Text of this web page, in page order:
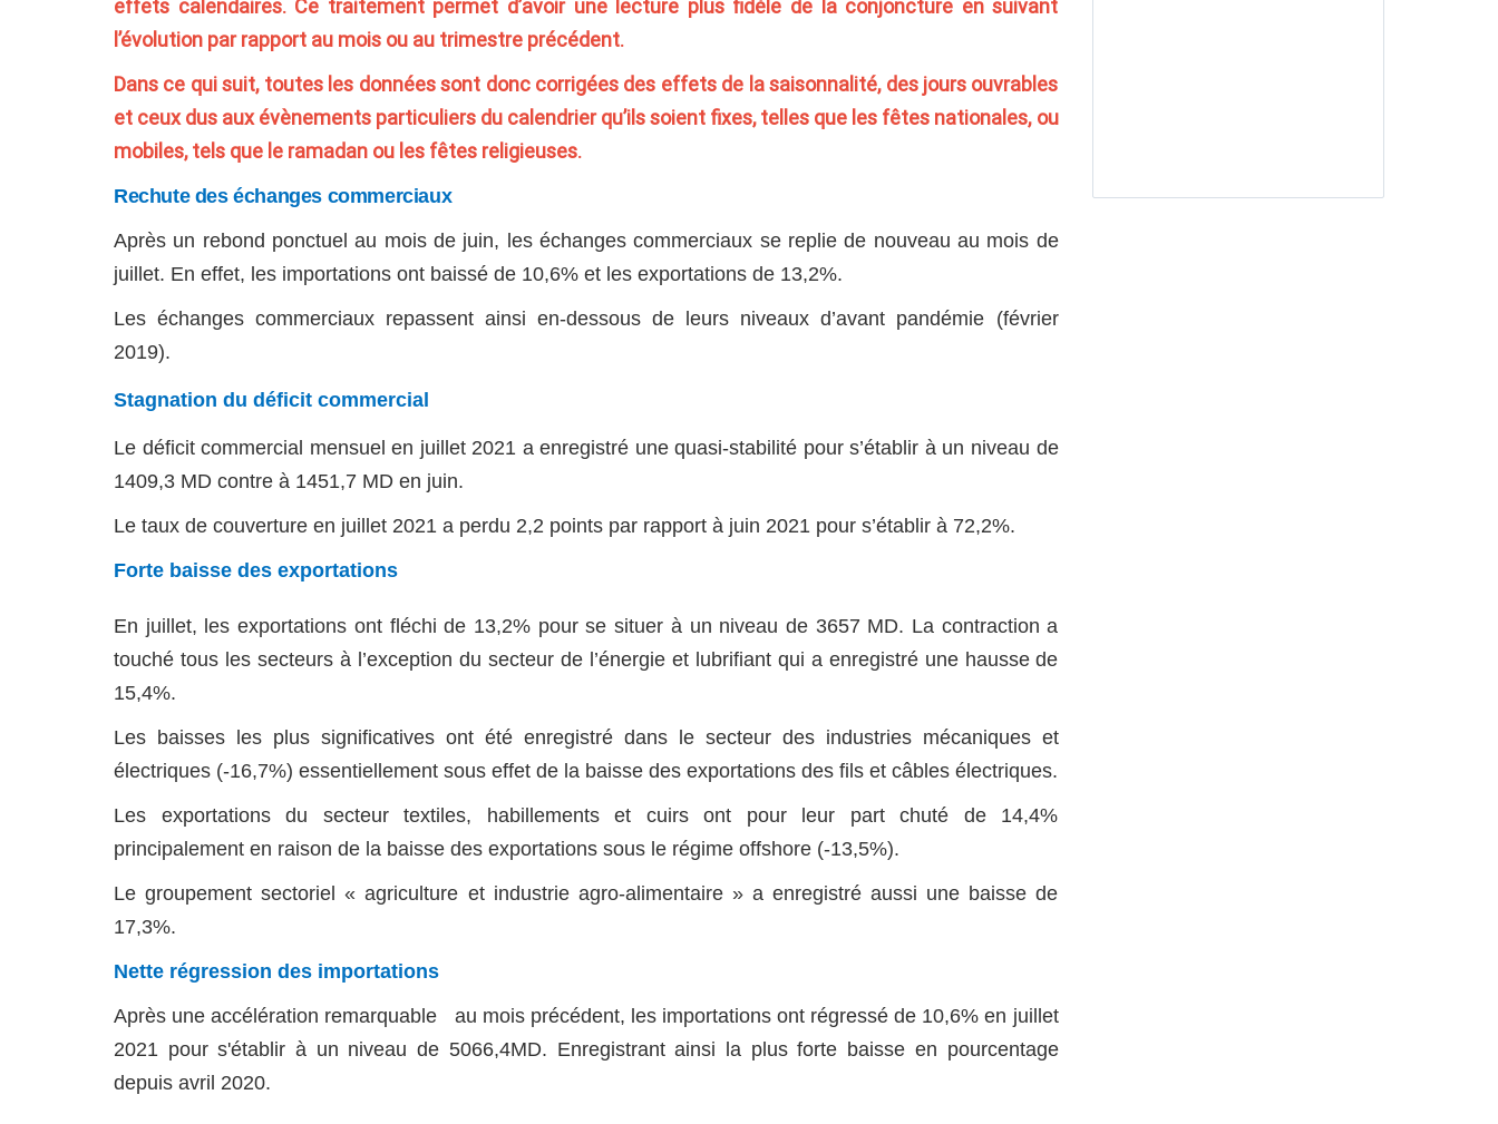
effets calendaires. Ce traitement permet d’avoir une lecture plus fidèle de la conjoncture en suivant
l’évolution par rapport au mois ou au trimestre précédent.
Dans ce qui suit, toutes les données sont donc corrigées des effets de la saisonnalité, des jours ouvrables
et ceux dus aux évènements particuliers du calendrier qu’ils soient fixes, telles que les fêtes nationales, ou
mobiles, tels que le ramadan ou les fêtes religieuses.
Rechute des échanges commerciaux
Après un rebond ponctuel au mois de juin, les échanges commerciaux se replie de nouveau au mois de
juillet. En effet, les importations ont baissé de 10,6% et les exportations de 13,2%.
Les échanges commerciaux repassent ainsi en-dessous de leurs niveaux d’avant pandémie (février
2019).
Stagnation du déficit commercial
Le déficit commercial mensuel en juillet 2021 a enregistré une quasi-stabilité pour s’établir à un niveau de
1409,3 MD contre à 1451,7 MD en juin.
Le taux de couverture en juillet 2021 a perdu 2,2 points par rapport à juin 2021 pour s’établir à 72,2%.
Forte baisse des exportations
En juillet, les exportations ont fléchi de 13,2% pour se situer à un niveau de 3657 MD. La contraction a
touché tous les secteurs à l’exception du secteur de l’énergie et lubrifiant qui a enregistré une hausse de
15,4%.
Les baisses les plus significatives ont été enregistré dans le secteur des industries mécaniques et
électriques (-16,7%) essentiellement sous effet de la baisse des exportations des fils et câbles électriques.
Les exportations du secteur textiles, habillements et cuirs ont pour leur part chuté de 14,4%
principalement en raison de la baisse des exportations sous le régime offshore (-13,5%).
Le groupement sectoriel « agriculture et industrie agro-alimentaire » a enregistré aussi une baisse de
17,3%.
Nette régression des importations
Après une accélération remarquable au mois précédent, les importations ont régressé de 10,6% en juillet
2021 pour s'établir à un niveau de 5066,4MD. Enregistrant ainsi la plus forte baisse en pourcentage
depuis avril 2020.